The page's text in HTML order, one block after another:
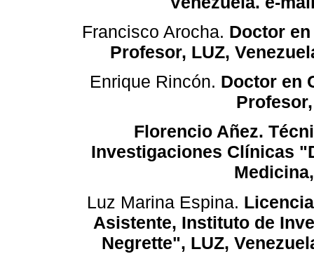
Francisco Arocha. Doctor
Profesor, LUZ,
Enrique Rincón. Doctor en
Florencio Añez.
Investigaciones Clínicas
Luz Marina Espina.
Asistente, Instituto de
Negrette", LUZ,